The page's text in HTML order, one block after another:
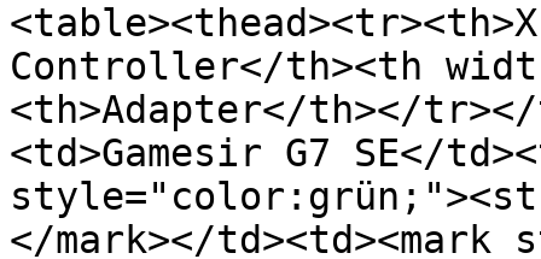
Controller</th><th
<th>Adapter</th></tr></
<td>Gamesir G7 SE</
</mark>﻿</